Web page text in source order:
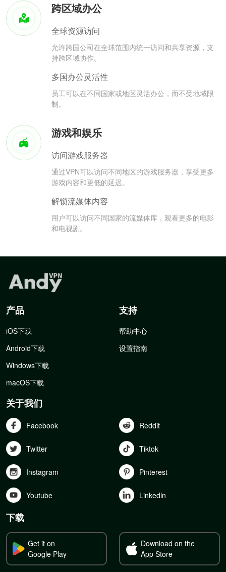
跨区域办公
全球资源访问
允许跨国公司在全球范围内统一访问和共享资源，支
持跨区域协作。
多国办公灵活性
员工可以在不同国家或地区灵活办公，而不受地域限
制。
游戏和娱乐
访问游戏服务器
通过VPN可以访问不同地区的游戏服务器，享受更多
游戏内容和更低的延迟。
解锁流媒体内容
用户可以访问不同国家的流媒体库，观看更多的电影
和电视剧。
产品
iOS下载
Android下载
Windows下载
macOS下载
支持
帮助中心
设置指南
关于我们
Facebook Reddit
Twitter Tiktok
Instagram Pinterest
Youtube Linkedln
下载
Get it on
Google Play
Download on the
App Store